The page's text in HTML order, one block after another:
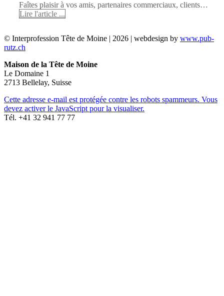
Faîtes plaisir à vos amis, partenaires commerciaux, clients…
Lire l'article ...
© Interprofession Tête de Moine | 2026 | webdesign by www.pub-
rutz.ch
Maison de la Tête de Moine
Le Domaine 1
2713 Bellelay, Suisse
Cette adresse e-mail est protégée contre les robots spammeurs. Vous
devez activer le JavaScript pour la visualiser.
Tél. +41 32 941 77 77